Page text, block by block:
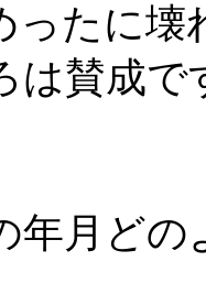
ったに壊
は賛成で
年月ど